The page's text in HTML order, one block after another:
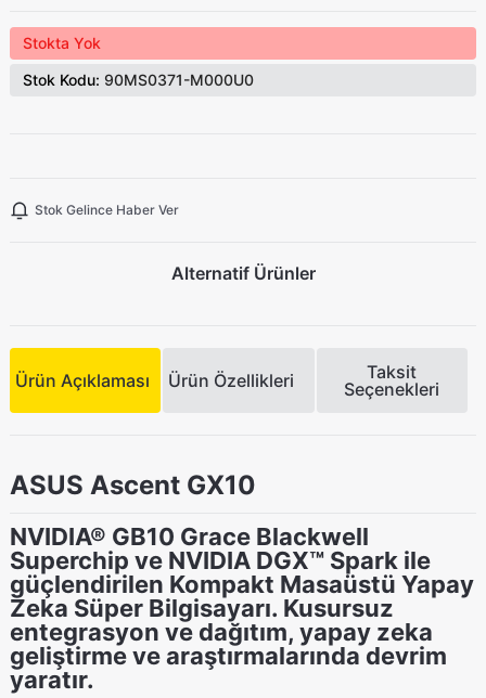
Stokta Yok
Stok Kodu: 90MS0371-M000U0
Stok Gelince Haber Ver
Alternatif Ürünler
Ürün Açıklaması Ürün Özellikleri
Taksit
Seçenekleri
ASUS Ascent GX10
NVIDIA® GB10 Grace Blackwell
Superchip ve NVIDIA DGX™ Spark ile
güçlendirilen Kompakt Masaüstü Yapay
Zeka Süper Bilgisayarı. Kusursuz
entegrasyon ve dağıtım, yapay zeka
geliştirme ve araştırmalarında devrim
yaratır.